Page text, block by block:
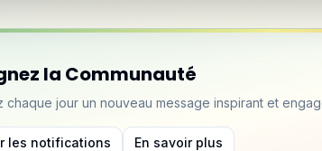
la Communauté
chaque jour un nouveau message inspirant et
les notifications En savoir plus